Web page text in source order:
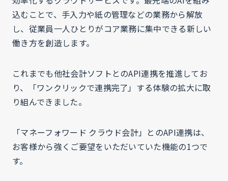
込むことで、手入力や紙の管理などの業務から解放
し、従業員一人ひとりがコア業務に集中できる新しい
働き方を創造します。
これまでも他社会計ソフトとのAPI連携を推進してお
り、「ワンクリックで連携完了」する体験の拡大に取
り組んできました。
「マネーフォワード クラウド会計」とのAPI連携は、
お客様から強くご要望をいただいていた機能の1つで
す。